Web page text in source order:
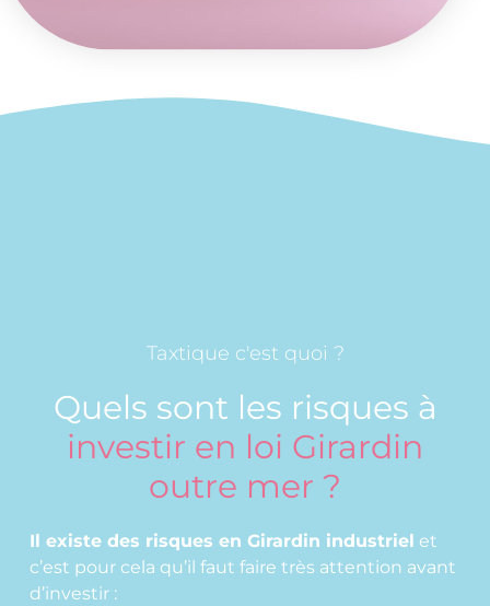
Taxtique c'est quoi ?
Quels sont les risques à
investir en loi Girardin
outre mer ?
Il existe des risques en Girardin industriel et
c’est pour cela qu’il faut faire très attention avant
d’investir :